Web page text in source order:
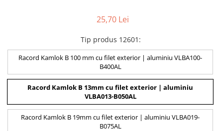
25,70 Lei
Tip produs 12601 :
Racord Kamlok B 100 mm cu filet exterior | aluminiu VLBA100-
B400AL
Racord Kamlok B 13mm cu filet exterior | aluminiu
VLBA013-B050AL
Racord Kamlok B 19mm cu filet exterior | aluminiu VLBA019-
B075AL